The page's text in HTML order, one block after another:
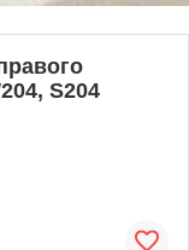
S204